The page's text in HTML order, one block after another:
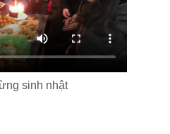
sinh nhật